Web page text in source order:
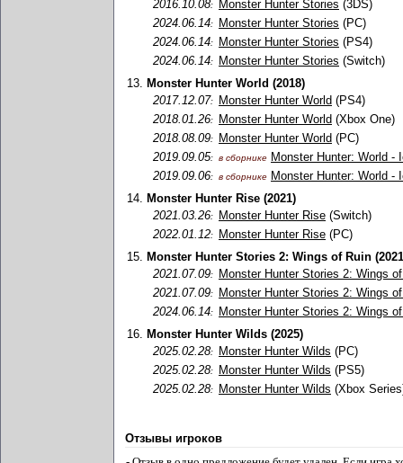
2016.10.08: Monster Hunter Stories (3DS)
2024.06.14: Monster Hunter Stories (PC)
2024.06.14: Monster Hunter Stories (PS4)
2024.06.14: Monster Hunter Stories (Switch)
13. Monster Hunter World (2018)
2017.12.07: Monster Hunter World (PS4)
2018.01.26: Monster Hunter World (Xbox One)
2018.08.09: Monster Hunter World (PC)
2019.09.05: в сборнике Monster Hunter: World -
2019.09.06: в сборнике Monster Hunter: World -
14. Monster Hunter Rise (2021)
2021.03.26: Monster Hunter Rise (Switch)
2022.01.12: Monster Hunter Rise (PC)
15. Monster Hunter Stories 2: Wings of Ruin
2021.07.09:
Monster Hunter Stories 2: Wings
2021.07.09:
Monster Hunter Stories 2: Wings
2024.06.14:
Monster Hunter Stories 2: Wings
16. Monster Hunter Wilds (2025)
2025.02.28: Monster Hunter Wilds (PC)
2025.02.28: Monster Hunter Wilds (PS5)
2025.02.28: Monster Hunter Wilds (Xbox
Отзывы игроков